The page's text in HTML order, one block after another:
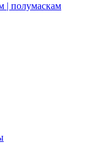
| полумаскам